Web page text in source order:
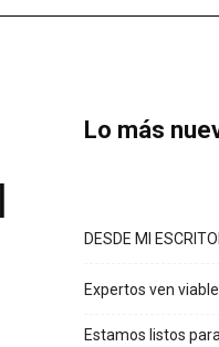
Lo más
DESDE MI
Expertos ven
Estamos listos